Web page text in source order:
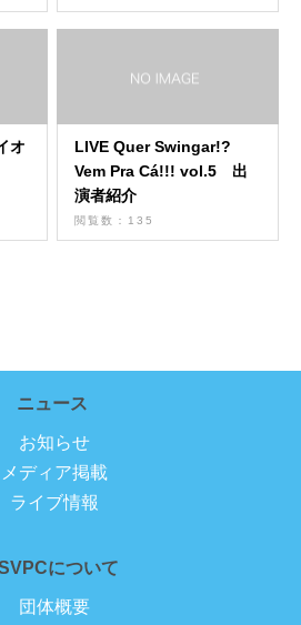
オ
LIVE Quer Swingar!?
Vem Pra Cá!!! vol.5 出
演者紹介
閲覧数：135
ニュース
お知らせ
メディア掲載
ライブ情報
について
団体概要